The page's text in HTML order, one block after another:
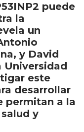
puede
la
un
y David
Universidad
este
desarrollar
permitan a la
y